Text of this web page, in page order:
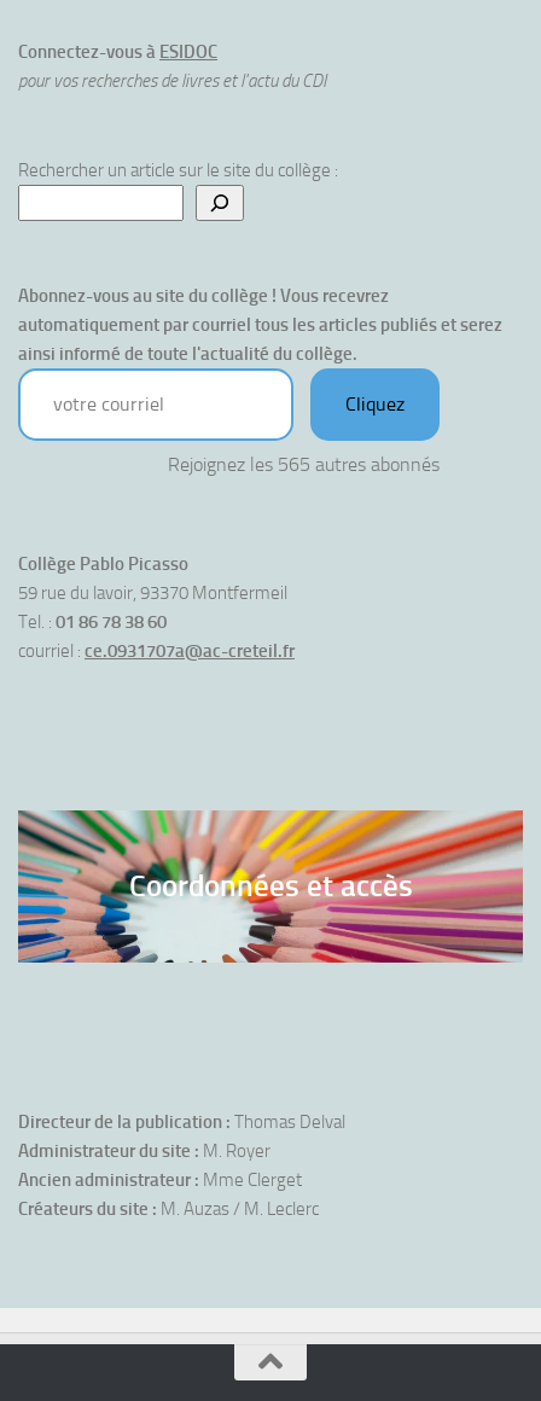
Connectez-vous à ESIDOC
pour vos recherches de livres et l'actu du CDI
Rechercher un article sur le site du collège :
Abonnez-vous au site du collège ! Vous recevrez
automatiquement par courriel tous les articles publiés et serez
ainsi informé de toute l'actualité du collège.
votre courriel
Cliquez
Rejoignez les 565 autres abonnés
Collège Pablo Picasso
59 rue du lavoir, 93370 Montfermeil
Tel. : 01 86 78 38 60
courriel : ce.0931707a@ac-creteil.fr
Coordonnées et accès
Directeur de la publication : Thomas Delval
Administrateur du site : M. Royer
Ancien administrateur : Mme Clerget
Créateurs du site : M. Auzas / M. Leclerc